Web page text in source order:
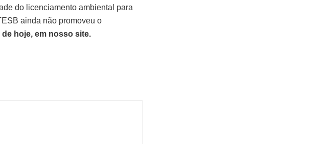
do licenciamento ambiental para
ainda não promoveu o
de hoje, em nosso site.